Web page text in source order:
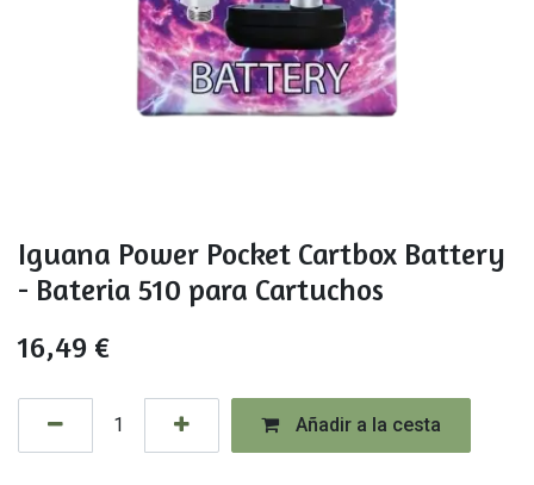
Iguana Power Pocket Cartbox Battery
- Bateria 510 para Cartuchos
16,49 €
Añadir a la cesta